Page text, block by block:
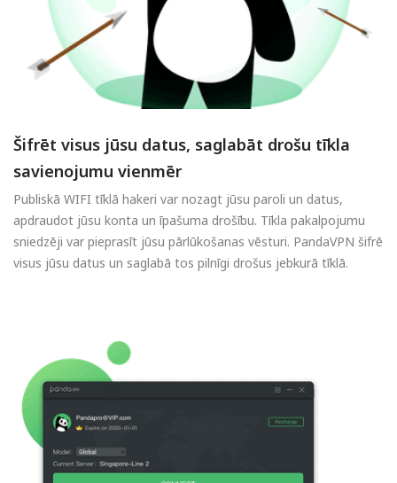
Šifrēt visus jūsu datus, saglabāt drošu tīkla
savienojumu vienmēr
Publiskā WIFI tīklā hakeri var nozagt jūsu paroli un datus,
apdraudot jūsu konta un īpašuma drošību. Tīkla pakalpojumu
sniedzēji var pieprasīt jūsu pārlūkošanas vēsturi. PandaVPN šifrē
visus jūsu datus un saglabā tos pilnīgi drošus jebkurā tīklā.